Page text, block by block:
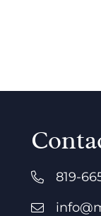
819-